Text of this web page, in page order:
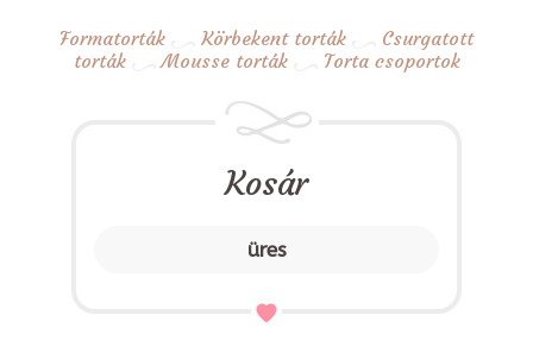
Formatorták Körbekent torták
Csurgatott
torták
Mousse torták Torta csoportok
Kosár
üres